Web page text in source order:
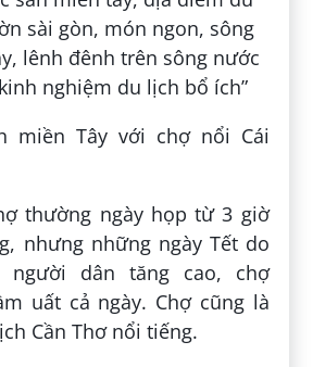
miền Tây với chợ nổi Cái
thường ngày họp từ 3 giờ
nhưng những ngày Tết do
người dân tăng cao, chợ
uất cả ngày. Chợ cũng là
Cần Thơ nổi tiếng.